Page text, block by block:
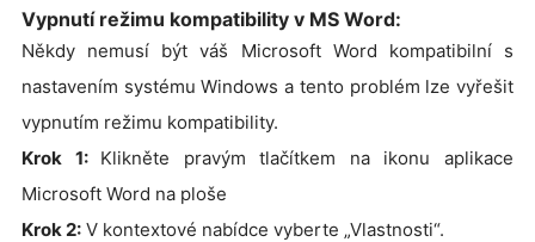
Vypnutí režimu kompatibility v MS Word:
Někdy nemusí být váš Microsoft Word kompatibilní s
nastavením systému Windows a tento problém lze vyřešit
vypnutím režimu kompatibility.
Krok 1: Klikněte pravým tlačítkem na ikonu aplikace
Microsoft Word na ploše
Krok 2: V kontextové nabídce vyberte „Vlastnosti“.